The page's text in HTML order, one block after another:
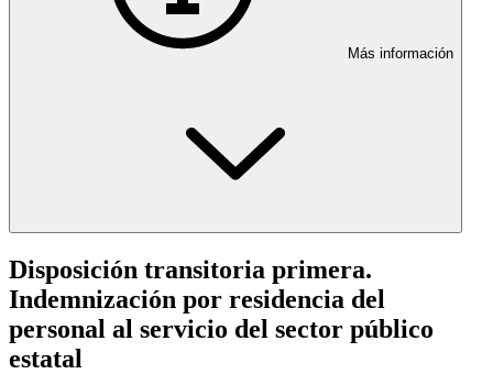
Más información
Disposición transitoria primera.
Indemnización por residencia del
personal al servicio del sector público
estatal